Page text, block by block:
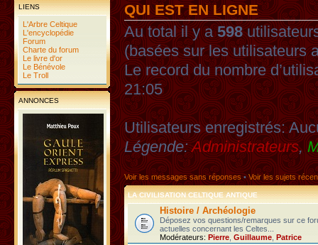
LIENS
L'Arbre Celtique
L'encyclopédie
Forum
Charte du forum
Le livre d'or
Le Bénévole
Le Troll
ANNONCES
QUI EST EN LIGNE
Au total il y a598
(basées sur les utilisateurs
Le record du nombre
21:05
Utilisateurs enregistrés:
Légende:Administrateurs,
Voir les messages sans réponses•Voir les sujets
LA CIVILISATION CELTIQUE ANTIQUE
Histoire / Archéologie
Déposez vos questions/remarques sur ce
actuelles concernant les Celtes...
Modérateurs: Pierre Guillaume Patrice